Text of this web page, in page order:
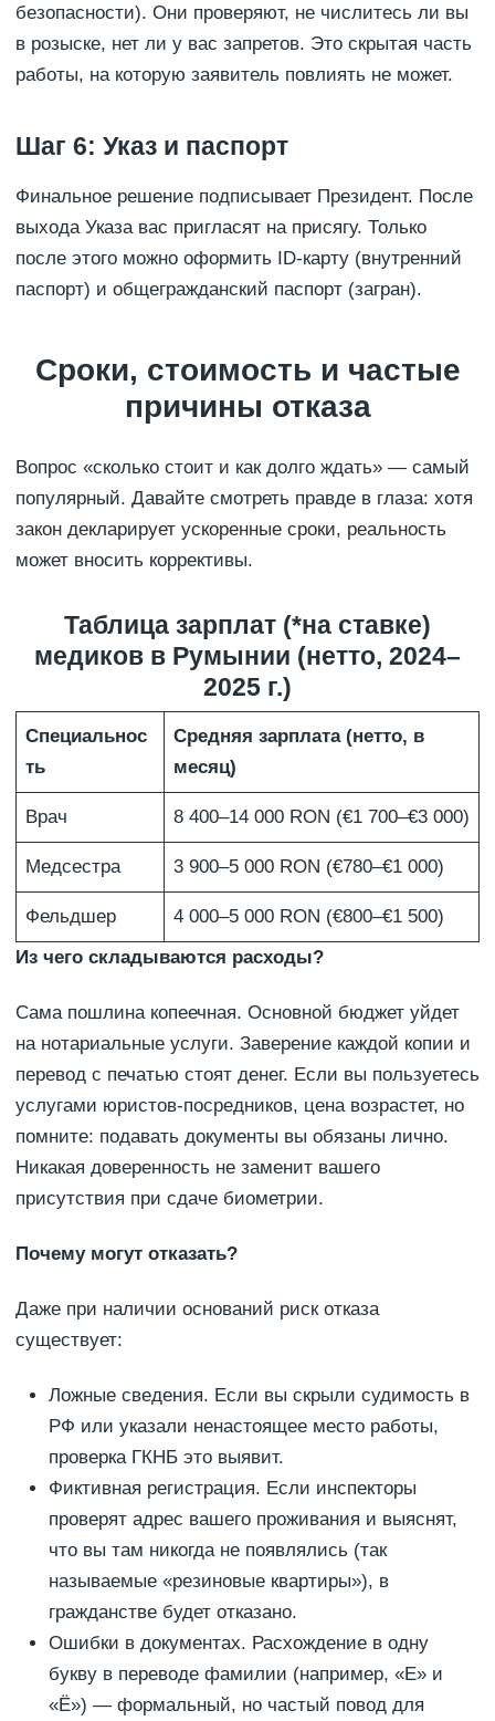
безопасности). Они проверяют, не числитесь ли вы
в розыске, нет ли у вас запретов. Это скрытая часть
работы, на которую заявитель повлиять не может.
Шаг 6: Указ и паспорт
Финальное решение подписывает Президент. После
выхода Указа вас пригласят на присягу. Только
после этого можно оформить ID-карту (внутренний
паспорт) и общегражданский паспорт (загран).
Сроки, стоимость и частые
причины отказа
Вопрос «сколько стоит и как долго ждать» — самый
популярный. Давайте смотреть правде в глаза: хотя
закон декларирует ускоренные сроки, реальность
может вносить коррективы.
Таблица зарплат (*на ставке)
медиков в Румынии (нетто, 2024–
2025 г.)
Специальнос
ть
Средняя зарплата (нетто, в
месяц)
Врач 8 400–14 000 RON (€1 700–€3 000)
Медсестра 3 900–5 000 RON (€780–€1 000)
Фельдшер
4 000–5 000 RON (€800–€1 500)
Из чего складываются расходы?
Сама пошлина копеечная. Основной бюджет уйдет
на нотариальные услуги. Заверение каждой копии и
перевод с печатью стоят денег. Если вы пользуетесь
услугами юристов-посредников, цена возрастет, но
помните: подавать документы вы обязаны лично.
Никакая доверенность не заменит вашего
присутствия при сдаче биометрии.
Почему могут отказать?
Даже при наличии оснований риск отказа
существует:
Ложные сведения. Если вы скрыли судимость в
РФ или указали ненастоящее место работы,
проверка ГКНБ это выявит.
Фиктивная регистрация. Если инспекторы
проверят адрес вашего проживания и выяснят,
что вы там никогда не появлялись (так
называемые «резиновые квартиры»), в
гражданстве будет отказано.
Ошибки в документах. Расхождение в одну
букву в переводе фамилии (например, «Е» и
«Ё») — формальный, но частый повод для